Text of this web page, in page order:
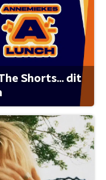
Shorts... dit